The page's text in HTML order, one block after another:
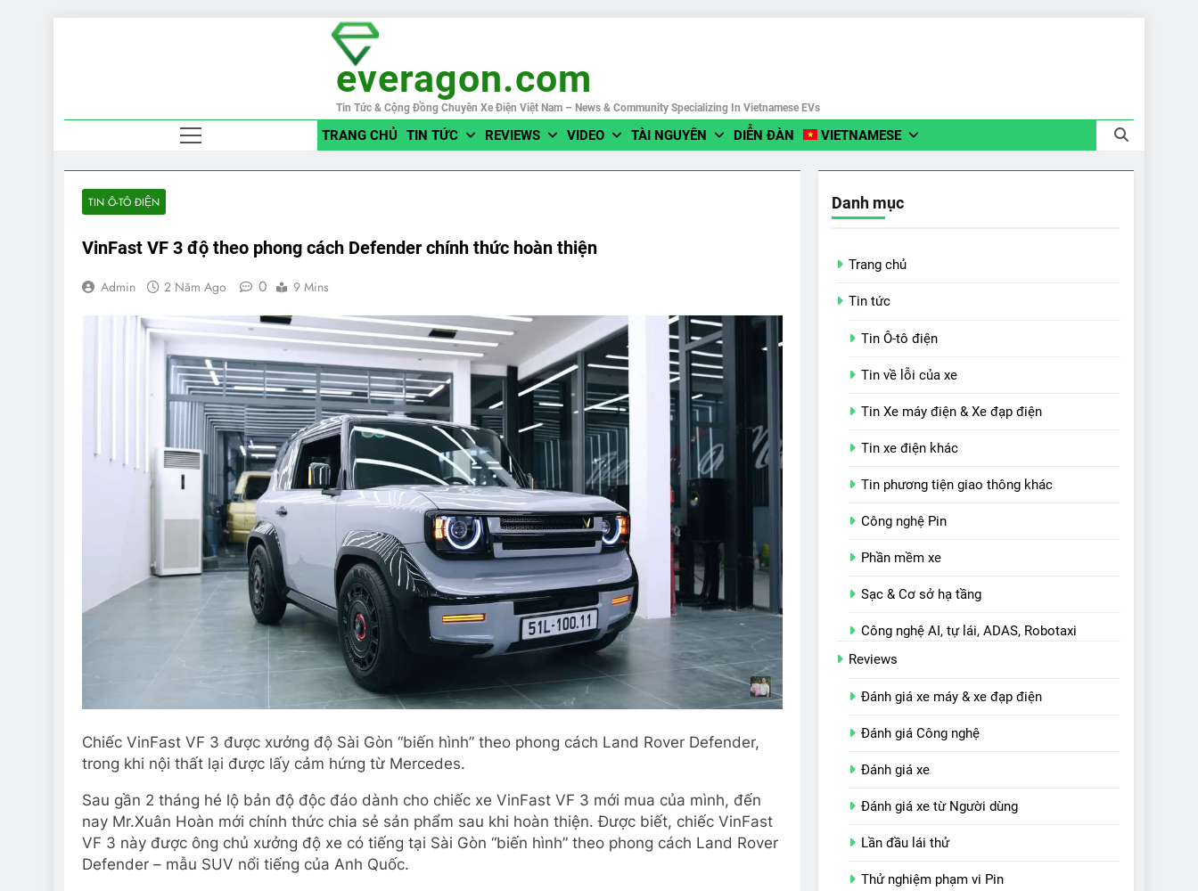
everagon.com
Tin Tức & Cộng Đồng Chuyên Xe Điện Việt Nam – News & Community Specializing In Vietnamese EVs
TRANG CHỦ TIN TỨC REVIEWS VIDEO TÀI NGUYÊN DIỄN ĐÀN VIETNAMESE
TIN Ô-TÔ ĐIỆN
VinFast VF 3 độ theo phong cách Defender chính thức hoàn thiện
Admin 2 Năm Ago 0 9 Mins
Chiếc VinFast VF 3 được xưởng độ Sài Gòn “biến hình” theo phong cách Land Rover Defender,
trong khi nội thất lại được lấy cảm hứng từ Mercedes.
Sau gần 2 tháng hé lộ bản độ độc đáo dành cho chiếc xe VinFast VF 3 mới mua của mình, đến
nay Mr.Xuân Hoàn mới chính thức chia sẻ sản phẩm sau khi hoàn thiện. Được biết, chiếc VinFast
VF 3 này được ông chủ xưởng độ xe có tiếng tại Sài Gòn “biến hình” theo phong cách Land Rover
Defender – mẫu SUV nổi tiếng của Anh Quốc.
Danh mục
Trang chủ
Tin tức
Tin Ô-tô điện
Tin về lỗi của xe
Tin Xe máy điện & Xe đạp điện
Tin xe điện khác
Tin phương tiện giao thông khác
Công nghệ Pin
Phần mềm xe
Sạc & Cơ sở hạ tầng
Công nghệ AI, tự lái, ADAS, Robotaxi
Reviews
Đánh giá xe máy & xe đạp điện
Đánh giá Công nghệ
Đánh giá xe
Đánh giá xe từ Người dùng
Lần đầu lái thử
Thử nghiệm phạm vi Pin